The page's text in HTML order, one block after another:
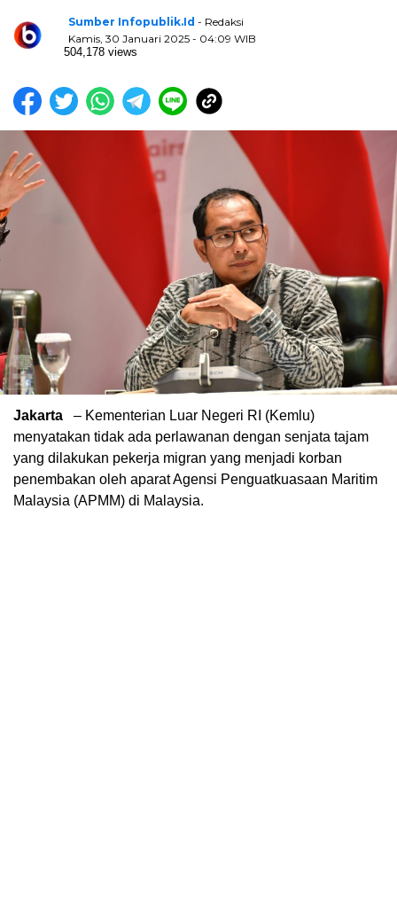
Sumber Infopublik.id - Redaksi
Kamis, 30 Januari 2025 - 04:09 WIB
504,178 views
Jakarta
– Kementerian Luar Negeri RI (Kemlu)
menyatakan tidak ada perlawanan dengan senjata tajam
yang dilakukan pekerja migran yang menjadi korban
penembakan oleh aparat Agensi Penguatkuasaan Maritim
Malaysia (APMM) di Malaysia.